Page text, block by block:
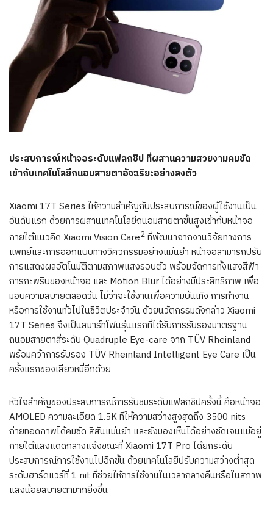
ประสบการณ์หน้าจอระดับแฟลกชิป ที่ผสานความสวยงามคมชัด
เข้ากับเทคโนโลยีถนอมสายตาอัจฉริยะอย่างลงตัว
Xiaomi 17T Series ให้ความสำคัญกับประสบการณ์ของผู้ใช้งานเป็น
อันดับแรก ด้วยการผสานเทคโนโลยีถนอมสายตาขั้นสูงเข้ากับหน้าจอ
ภายใต้แนวคิด Xiaomi Vision Care2ที่พัฒนาจากงานวิจัยทางการ
แพทย์และการออกแบบทางวิศวกรรมอย่างแม่นยำ หน้าจอสามารถปรับ
การแสดงผลอัตโนมัติตามสภาพแสงรอบตัว พร้อมจัดการทั้งแสงสีฟ้า
การกะพริบของหน้าจอ และ Motion Blur ได้อย่างมีประสิทธิภาพ เพื่อ
มอบความสบายตลอดวัน ไม่ว่าจะใช้งานเพื่อความบันเทิง การทำงาน
หรือการใช้งานทั่วไปในชีวิตประจำวัน ด้วยนวัตกรรมดังกล่าว Xiaomi
17T Series จึงเป็นสมาร์ทโฟนรุ่นแรกที่ได้รับการรับรองมาตรฐาน
ถนอมสายตาสี่ระดับ Quadruple Eye-care จาก TÜV Rheinland
พร้อมคว้าการรับรอง TÜV Rheinland Intelligent Eye Care เป็น
ครั้งแรกของเสียวหมี่อีกด้วย
หัวใจสำคัญของประสบการณ์การรับชมระดับแฟลกชิปครั้งนี้ คือหน้าจอ
AMOLED ความละเอียด 1.5K ที่ให้ความสว่างสูงสุดถึง 3500 nits
ถ่ายทอดภาพได้คมชัด สีสันแม่นยำ และยังมองเห็นได้อย่างชัดเจนแม้อยู่
ภายใต้แสงแดดกลางแจ้งขณะที่ Xiaomi 17T Pro ได้ยกระดับ
ประสบการณ์การใช้งานไปอีกขั้น ด้วยเทคโนโลยีปรับความสว่างต่ำสุด
ระดับฮาร์ดแวร์ที่ 1 nit ที่ช่วยให้การใช้งานในเวลากลางคืนหรือในสภาพ
แสงน้อยสบายตามากยิ่งขึ้น